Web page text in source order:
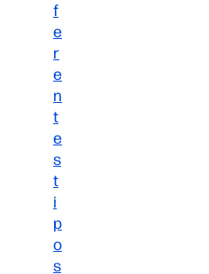
f
e
r
e
n
t
e
s
t
i
p
o
s